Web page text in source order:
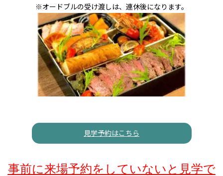
※オードブルの受け渡しは、連休後になります。
見学予約はこちら
事前に来場予約をしていないと見学で